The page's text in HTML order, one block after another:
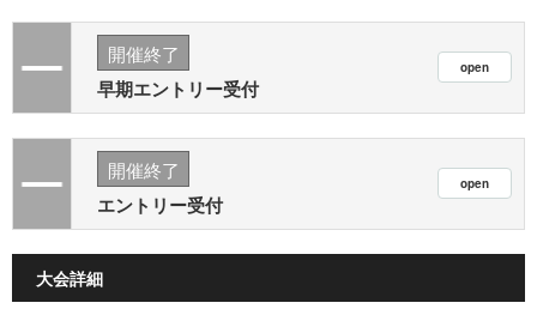
開催終了
早期エントリー受付
開催終了
エントリー受付
大会詳細